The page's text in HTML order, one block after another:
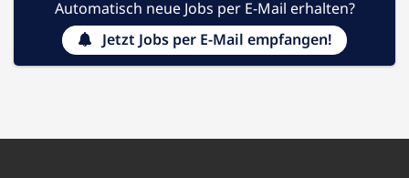
Automatisch neue Jobs per E-Mail erhalten?
Jetzt Jobs per E-Mail empfangen!